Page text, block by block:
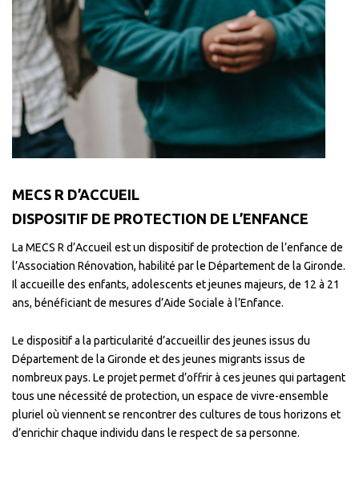
MECS R D’ACCUEIL
DISPOSITIF DE PROTECTION DE L’ENFANCE
La MECS R d’Accueil est un dispositif de protection de l’enfance de
l’Association Rénovation, habilité par le Département de la Gironde.
Il accueille des enfants, adolescents et jeunes majeurs, de 12 à 21
ans, bénéficiant de mesures d’Aide Sociale à l’Enfance.
Le dispositif a la particularité d’accueillir des jeunes issus du
Département de la Gironde et des jeunes migrants issus de
nombreux pays. Le projet permet d’offrir à ces jeunes qui partagent
tous une nécessité de protection, un espace de vivre-ensemble
pluriel où viennent se rencontrer des cultures de tous horizons et
d’enrichir chaque individu dans le respect de sa personne.